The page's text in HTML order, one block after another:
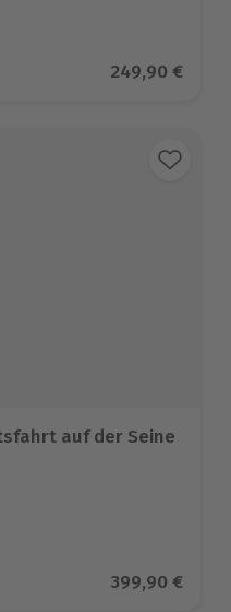
Aktueller
249,90 €
auf der Seine
Aktueller
399,90 €